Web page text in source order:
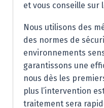
et vous conseille sur
Nous utilisons des
des normes de
environnements
garantissons une
nous dès les
plus l’intervention
traitement sera